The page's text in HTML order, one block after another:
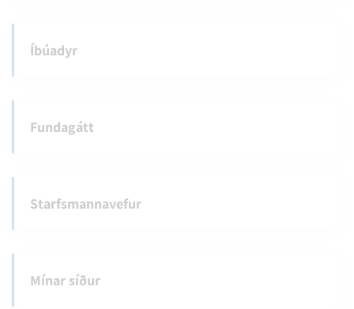
Íbúadyr
Fundagátt
Starfsmannavefur
Mínar síður